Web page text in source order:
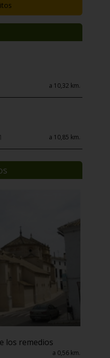
a 10,32 km.
a 10,85 km.
los remedios
a 0,56 km.